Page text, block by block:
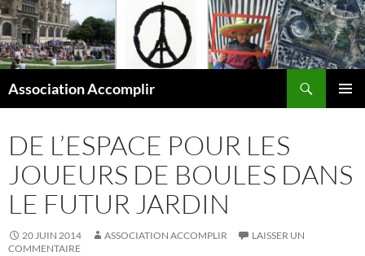
Aller
au
contenu
Association Accomplir
DE L’ESPACE POUR LES
JOUEURS DE BOULES DANS
LE FUTUR JARDIN
20 JUIN 2014 ASSOCIATION ACCOMPLIR
LAISSER UN
COMMENTAIRE